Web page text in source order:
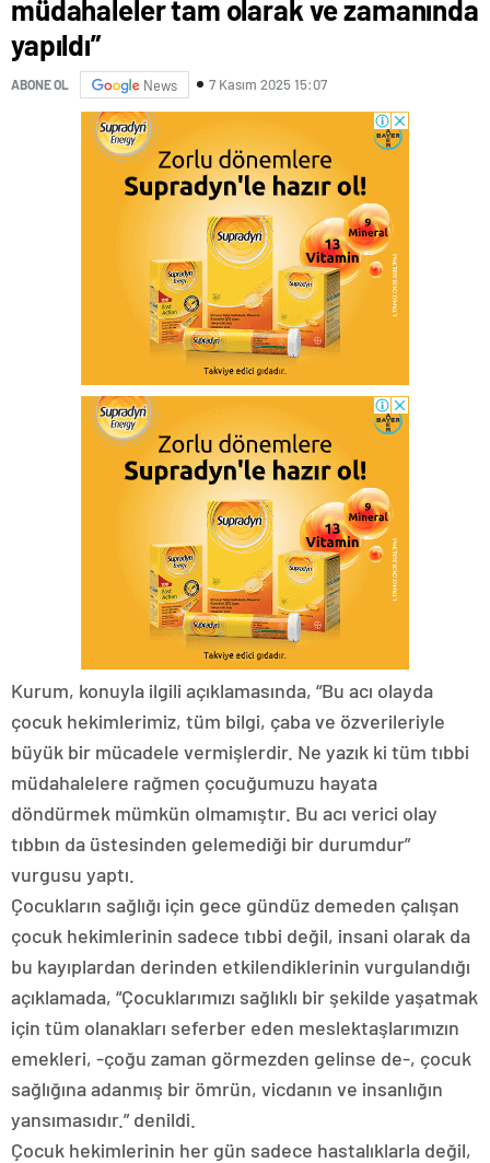
müdahaleler tam olarak ve zamanında
yapıldı”
ABONE OL News 7 Kasım 2025 15:07
Kurum, konuyla ilgili açıklamasında, “Bu acı olayda
çocuk hekimlerimiz, tüm bilgi, çaba ve özverileriyle
büyük bir mücadele vermişlerdir. Ne yazık ki tüm tıbbi
müdahalelere rağmen çocuğumuzu hayata
döndürmek mümkün olmamıştır. Bu acı verici olay
tıbbın da üstesinden gelemediği bir durumdur”
vurgusu yaptı.
Çocukların sağlığı için gece gündüz demeden çalışan
çocuk hekimlerinin sadece tıbbi değil, insani olarak da
bu kayıplardan derinden etkilendiklerinin vurgulandığı
açıklamada, “Çocuklarımızı sağlıklı bir şekilde yaşatmak
için tüm olanakları seferber eden meslektaşlarımızın
emekleri, -çoğu zaman görmezden gelinse de-, çocuk
sağlığına adanmış bir ömrün, vicdanın ve insanlığın
yansımasıdır.” denildi.
Çocuk hekimlerinin her gün sadece hastalıklarla değil,